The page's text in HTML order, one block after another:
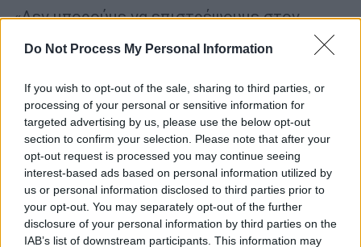
Do Not Process My Personal Information
If you wish to opt-out of the sale, sharing to third parties, or
processing of your personal or sensitive information for
targeted advertising by us, please use the below opt-out
section to confirm your selection. Please note that after your
opt-out request is processed you may continue seeing
interest-based ads based on personal information utilized by
us or personal information disclosed to third parties prior to
your opt-out. You may separately opt-out of the further
disclosure of your personal information by third parties on the
IAB’s list of downstream participants. This information may
«Δεν μπορούμε να επιστρέψουμε στον
μητροπολίτης Ιλαρίων, επικεφαλής του